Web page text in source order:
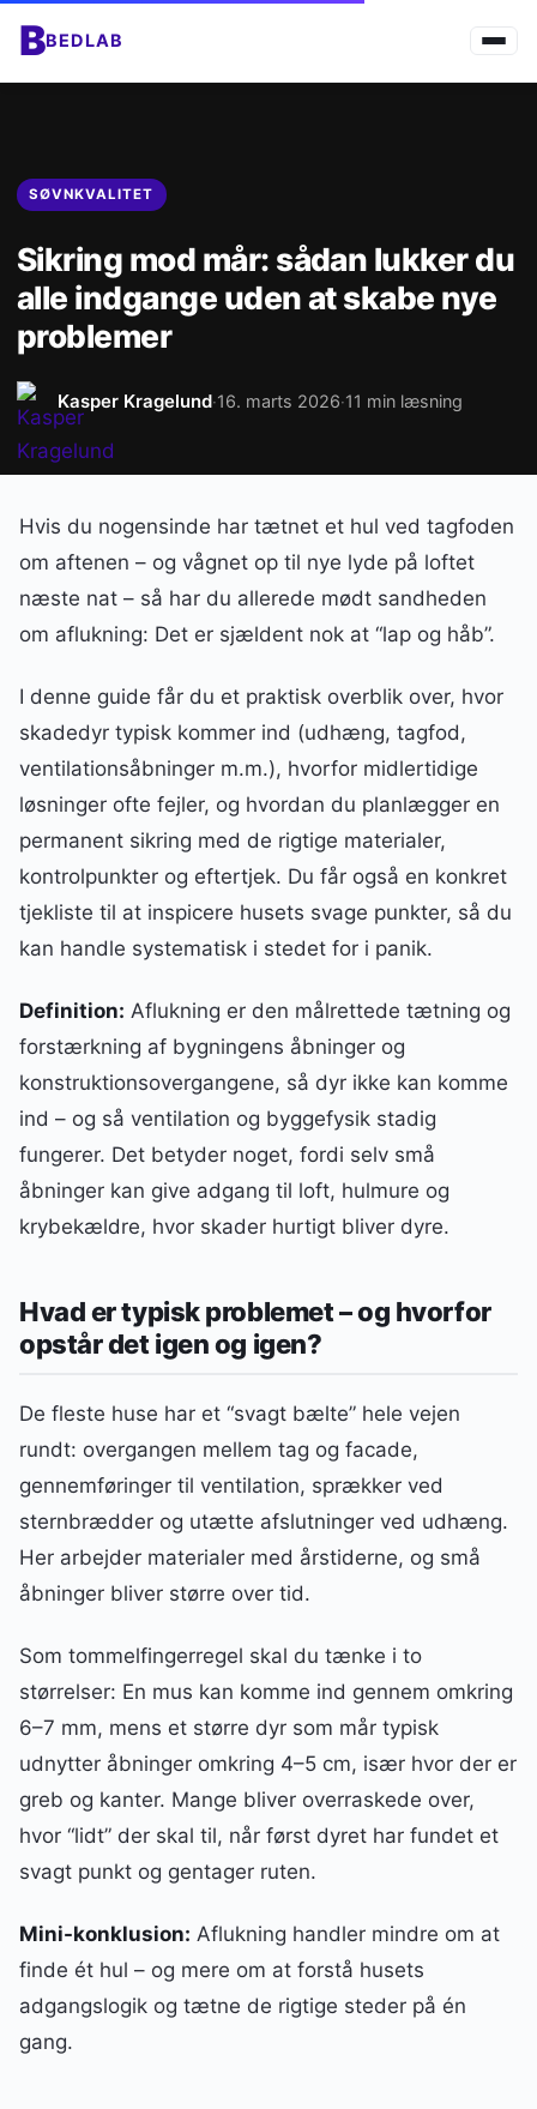
BBEDLAB
SØVNKVALITET
Sikring mod mår: sådan lukker du
alle indgange uden at skabe nye
problemer
Kasper Kragelund·16. marts 2026·11 min læsning
Hvis du nogensinde har tætnet et hul ved tagfoden
om aftenen – og vågnet op til nye lyde på loftet
næste nat – så har du allerede mødt sandheden
om aflukning: Det er sjældent nok at “lap og håb”.
I denne guide får du et praktisk overblik over, hvor
skadedyr typisk kommer ind (udhæng, tagfod,
ventilationsåbninger m.m.), hvorfor midlertidige
løsninger ofte fejler, og hvordan du planlægger en
permanent sikring med de rigtige materialer,
kontrolpunkter og eftertjek. Du får også en konkret
tjekliste til at inspicere husets svage punkter, så du
kan handle systematisk i stedet for i panik.
Definition: Aflukning er den målrettede tætning og
forstærkning af bygningens åbninger og
konstruktionsovergangene, så dyr ikke kan komme
ind – og så ventilation og byggefysik stadig
fungerer. Det betyder noget, fordi selv små
åbninger kan give adgang til loft, hulmure og
krybekældre, hvor skader hurtigt bliver dyre.
Hvad er typisk problemet – og hvorfor
opstår det igen og igen?
De fleste huse har et “svagt bælte” hele vejen
rundt: overgangen mellem tag og facade,
gennemføringer til ventilation, sprækker ved
sternbrædder og utætte afslutninger ved udhæng.
Her arbejder materialer med årstiderne, og små
åbninger bliver større over tid.
Som tommelfingerregel skal du tænke i to
størrelser: En mus kan komme ind gennem omkring
6–7 mm, mens et større dyr som mår typisk
udnytter åbninger omkring 4–5 cm, især hvor der er
greb og kanter. Mange bliver overraskede over,
hvor “lidt” der skal til, når først dyret har fundet et
svagt punkt og gentager ruten.
Mini-konklusion: Aflukning handler mindre om at
finde ét hul – og mere om at forstå husets
adgangslogik og tætne de rigtige steder på én
gang.